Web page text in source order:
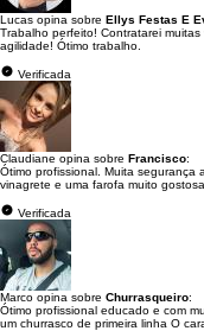
Lucas opina sobre Ellys Festas E
Trabalho perfeito! Contratarei
agilidade! Ótimo trabalho.
Verificada
Claudiane opina sobre Francisco:
Ótimo profissional. Muita segurança
vinagrete e uma farofa muito
Verificada
Marco opina sobre Churrasqueiro:
Ótimo profissional educado e com
um churrasco de primeira linha O